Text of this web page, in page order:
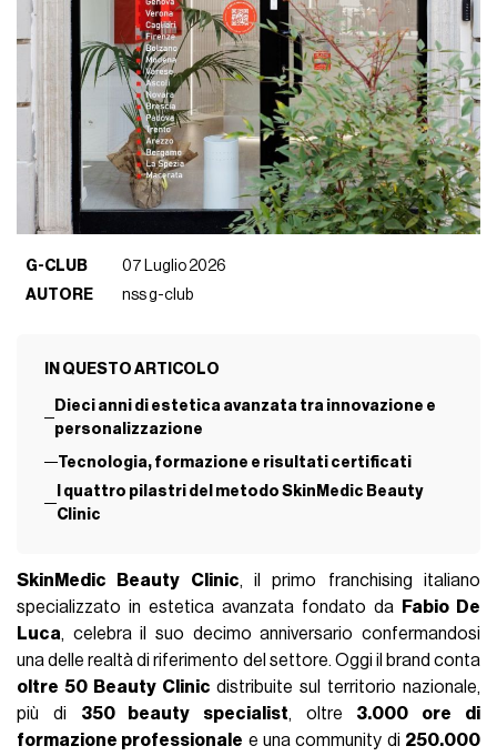
G-CLUB
07 Luglio 2026
AUTORE
nss g-club
IN QUESTO ARTICOLO
Dieci anni di estetica avanzata tra innovazione e
personalizzazione
Tecnologia, formazione e risultati certificati
I quattro pilastri del metodo SkinMedic Beauty
Clinic
SkinMedic Beauty Clinic, il primo franchising italiano
specializzato in estetica avanzata fondato da
Fabio De
Luca, celebra il suo decimo anniversario confermandosi
una delle realtà di riferimento del settore. Oggi il brand conta
oltre 50 Beauty Clinic distribuite sul territorio nazionale,
più di 350 beauty specialist, oltre 3.000 ore di
formazione professionale e una community di 250.000